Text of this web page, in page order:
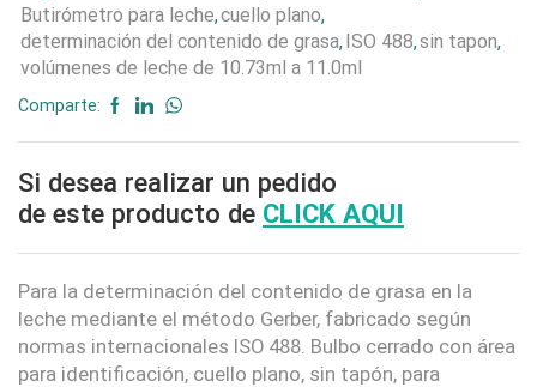
Butirómetro para leche,cuello plano,
determinación del contenido de grasa,ISO 488,sin tapon,
volúmenes de leche de 10.73ml a 11.0ml
Comparte:
Si desea realizar un pedido
de este producto de CLICK AQUI
Para la determinación del contenido de grasa en la
leche mediante el método Gerber, fabricado según
normas internacionales ISO 488. Bulbo cerrado con área
para identificación, cuello plano, sin tapón, para